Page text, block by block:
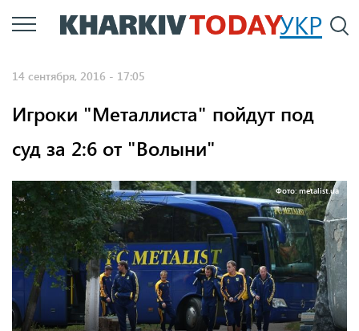
Перейти
к
УКР
14 сентября, 2016 - 17:05
Игроки "Металлиста" пойдут под
суд за 2:6 от "Волыни"
Фото: metalist.ua